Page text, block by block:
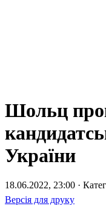
Шольц
України
18.06.2022, 23:00 ·
Версія для друку